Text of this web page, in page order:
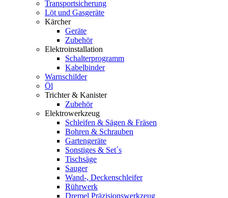
Transportsicherung
Löt und Gasgeräte
Kärcher
Geräte
Zubehör
Elektroinstallation
Schalterprogramm
Kabelbinder
Warnschilder
Öl
Trichter & Kanister
Zubehör
Elektrowerkzeug
Schleifen & Sägen & Fräsen
Bohren & Schrauben
Gartengeräte
Sonstiges & Set´s
Tischsäge
Sauger
Wand-, Deckenschleifer
Rührwerk
Dremel Präzisionswerkzeug